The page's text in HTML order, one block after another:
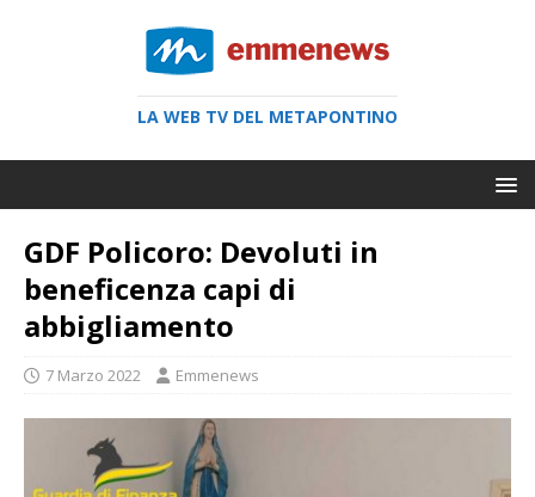
LA WEB TV DEL METAPONTINO
GDF Policoro: Devoluti in
beneficenza capi di
abbigliamento
7 Marzo 2022 Emmenews